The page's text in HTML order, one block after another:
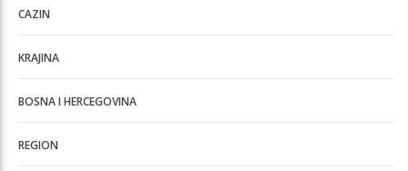
CAZIN
KRAJINA
BOSNA I HERCEGOVINA
REGION